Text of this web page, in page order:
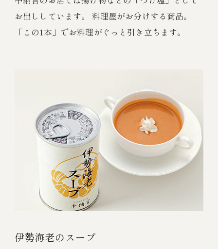
お出ししています。 料理屋がお分けする商品。
「この1本」でお料理がぐっと引き立ちます。
伊勢海老のスープ